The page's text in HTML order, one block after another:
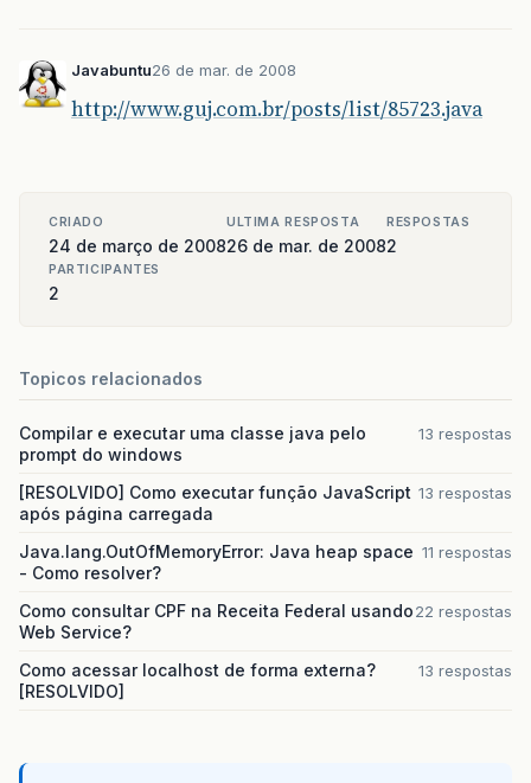
Javabuntu26 de mar. de 2008
http://www.guj.com.br/posts/list/85723.java
CRIADO
24 de março de 2008
ULTIMA RESPOSTA
26 de mar. de 2008
RESPOSTAS
2
PARTICIPANTES
2
Topicos relacionados
Compilar e executar uma classe java pelo
prompt do windows
13 respostas
[RESOLVIDO] Como executar função JavaScript
após página carregada
13 respostas
Java.lang.OutOfMemoryError: Java heap space
- Como resolver?
11 respostas
Como consultar CPF na Receita Federal usando
Web Service?
22 respostas
Como acessar localhost de forma externa?
[RESOLVIDO]
13 respostas